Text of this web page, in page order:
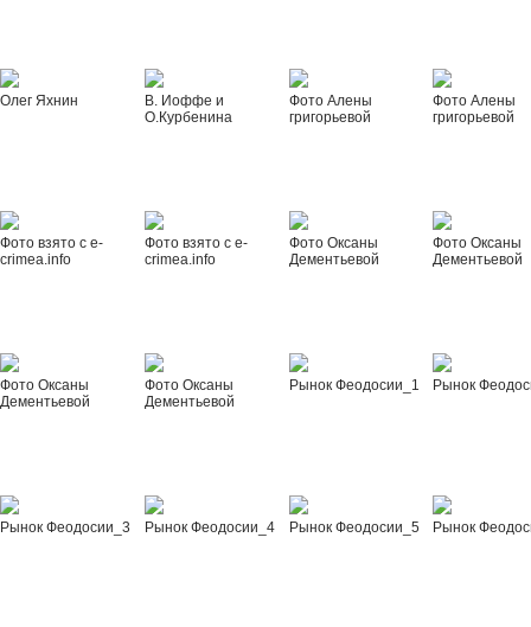
Олег Яхнин
В. Иоффе и
О.Курбенина
Фото Алены
григорьевой
Фото Алены
григорьевой
Фото взято с e-
crimea.info
Фото взято с e-
crimea.info
Фото Оксаны
Дементьевой
Фото Оксаны
Дементьевой
Фото Оксаны
Дементьевой
Фото Оксаны
Дементьевой
Рынок Феодосии_1 Рынок
Рынок Феодосии_3 Рынок Феодосии_4 Рынок Феодосии_5 Рынок